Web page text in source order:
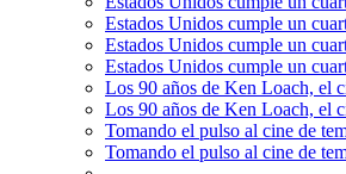
Estados Unidos cumple un
Estados Unidos cumple un
Estados Unidos cumple un
Los 90 años de Ken Loach, el
Los 90 años de Ken Loach, el
Tomando el pulso al cine de
Tomando el pulso al cine de